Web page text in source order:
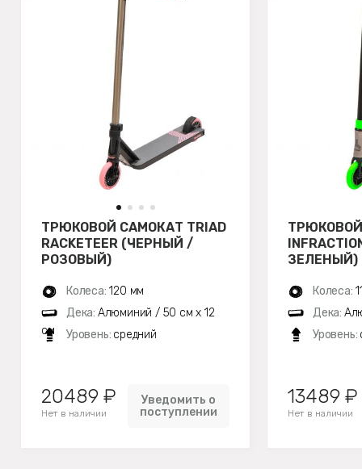
ТРЮКОВОЙ САМОКАТ TRIAD
RACKETEER (ЧЕРНЫЙ /
РОЗОВЫЙ)
Колеса: 120 мм
Дека: Алюминий / 50 см x 12
см
Уровень: средний
20489 ₽
Нет в наличии
Уведомить о
поступлении
ТРЮКОВОЙ
ЗЕЛЕНЫЙ)
Колеса:
Дека:
Уровень:
13489 ₽
Нет в наличии